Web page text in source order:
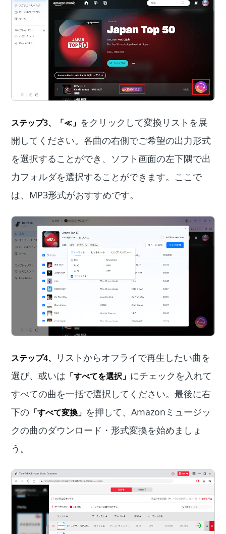
ステップ3、「≪」 をクリックして変換リストを展
開してください。各曲の右側でご希望の出力形式
を選択することができ、ソフト画面の左下隅で出
力フォルダを選択することができます。ここで
は、MP3形式がおすすめです。
ステップ4、
リストからオフライで再生したい曲を
選び、或いは 「すべてを選択」 にチェックを入れて
すべての曲を一括で選択してください。最後に右
下の 「すべて変換」 を押して、Amazonミュージッ
クの曲のダウンロード・形式変換を始めましょ
う。